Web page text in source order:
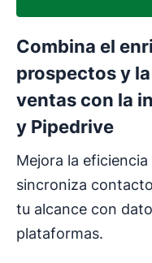
Combina el
prospectos y
ventas con la
y Pipedrive
Mejora la
sincroniza
tu alcance con
plataformas.